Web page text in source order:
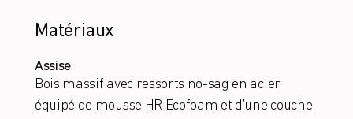
Matériaux
Assise
Bois massif avec ressorts no-sag en acier,
équipé de mousse HR Ecofoam et d’une couche